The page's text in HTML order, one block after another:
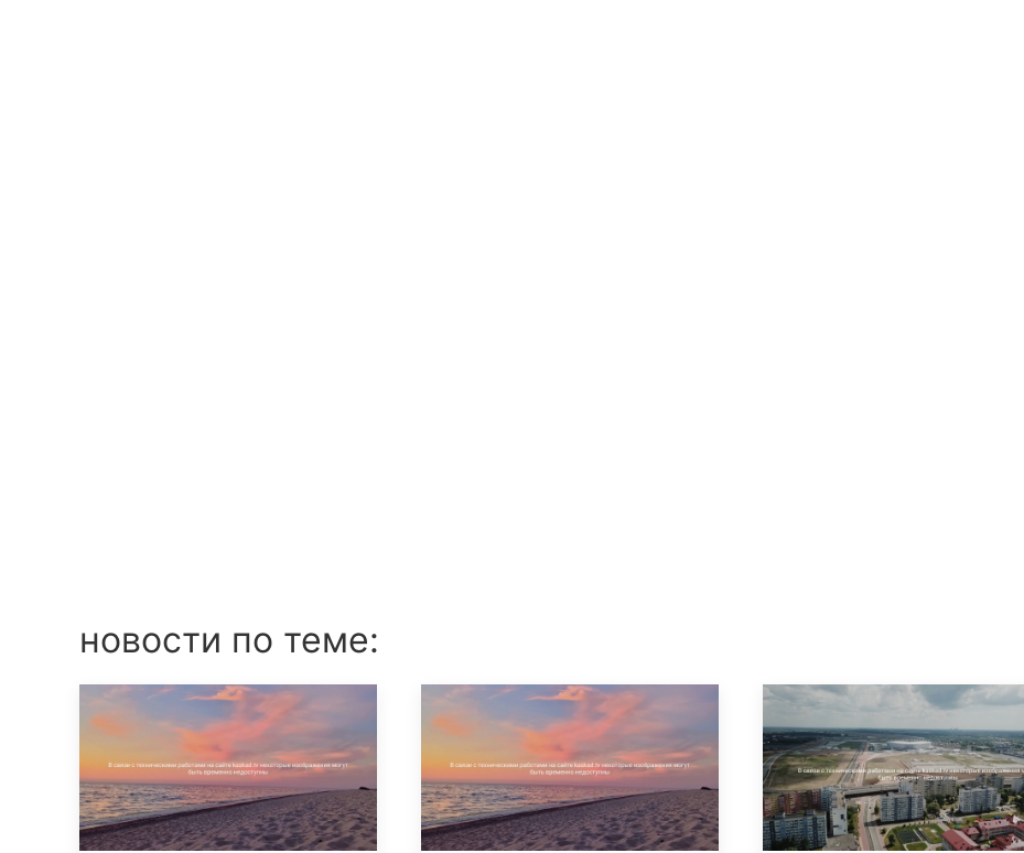
новости по теме: